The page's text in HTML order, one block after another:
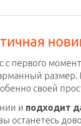
с первого
размер.
своей
и подходит
останетесь